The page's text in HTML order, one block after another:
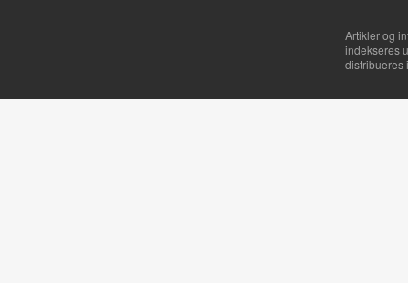
Artikler og
indekseres
distribueres